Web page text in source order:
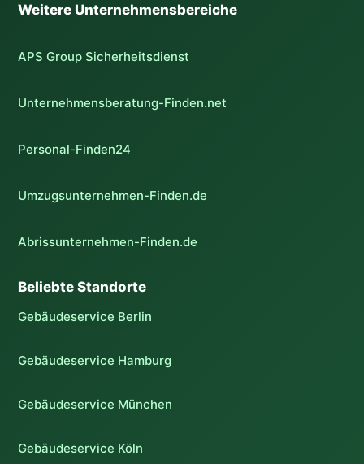
Weitere Unternehmensbereiche
APS Group Sicherheitsdienst
Unternehmensberatung-Finden.net
Personal-Finden24
Umzugsunternehmen-Finden.de
Abrissunternehmen-Finden.de
Beliebte Standorte
Gebäudeservice Berlin
Gebäudeservice Hamburg
Gebäudeservice München
Gebäudeservice Köln